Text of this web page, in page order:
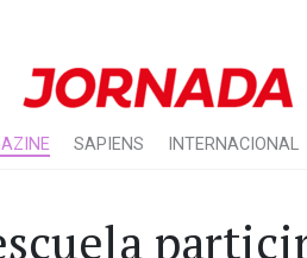
SAPIENS INTERNACIONAL